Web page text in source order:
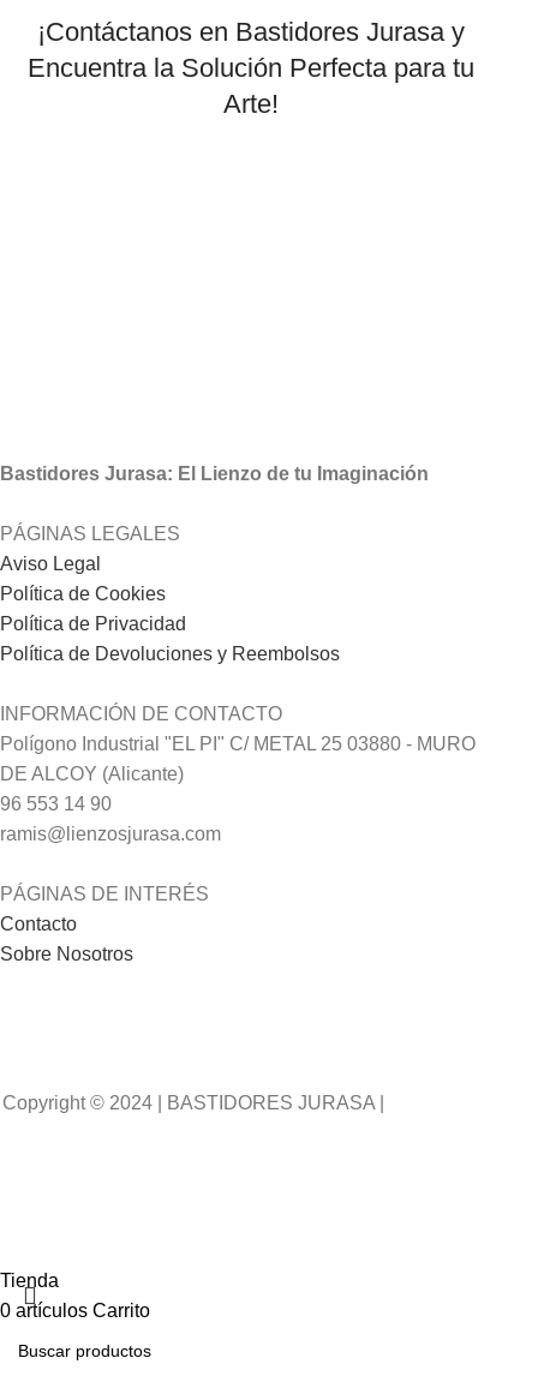
¡Contáctanos en Bastidores Jurasa y
Encuentra la Solución Perfecta para tu
Arte!
Bastidores Jurasa: El Lienzo de tu Imaginación
PÁGINAS LEGALES
Aviso Legal
Política de Cookies
Política de Privacidad
Política de Devoluciones y Reembolsos
INFORMACIÓN DE CONTACTO
Polígono Industrial "EL PI" C/ METAL 25 03880 - MURO
DE ALCOY (Alicante)
96 553 14 90
ramis@lienzosjurasa.com
PÁGINAS DE INTERÉS
Contacto
Sobre Nosotros
Copyright © 2024 | BASTIDORES JURASA |
Tienda
0 artículos Carrito